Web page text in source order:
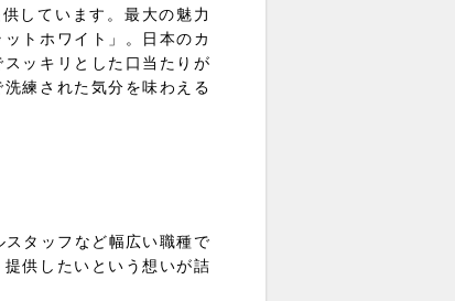
しています。最大の魅力
トホワイト」。日本のカ
ッキリとした口当たりが
練された気分を味わえる
タッフなど幅広い職種で
供したいという想いが詰